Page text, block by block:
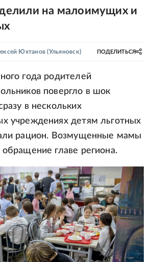
на малоимущих и
Юхтанов (Ульяновск) ПОДЕЛИТЬСЯ
года родителей
повергло в шок
в нескольких
учреждениях детям льготных
рацион. Возмущенные мамы
обращение главе региона.